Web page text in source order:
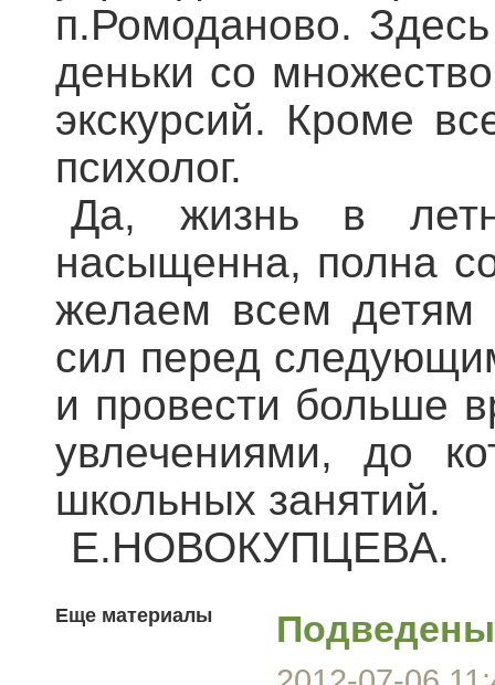
п.Ромоданово.
деньки со
экскурсий. Кроме
психолог.
Да, жизнь в
насыщенна, полна
желаем всем детям
сил перед
и провести больше
увлечениями, до
школьных занятий.
Е.НОВОКУПЦЕВА.
Еще материалы Подведены